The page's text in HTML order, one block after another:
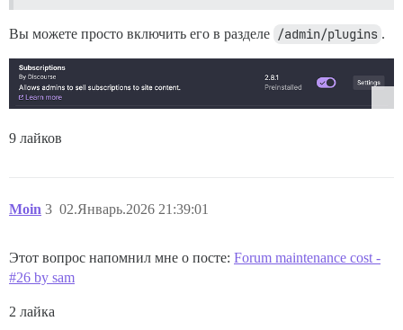
Вы можете просто включить его в разделе /admin/plugins .
9 лайков
Moin 02.Январь.2026 21:39:01
3
Этот вопрос напомнил мне о посте: Forum maintenance cost -
#26 by sam
2 лайка